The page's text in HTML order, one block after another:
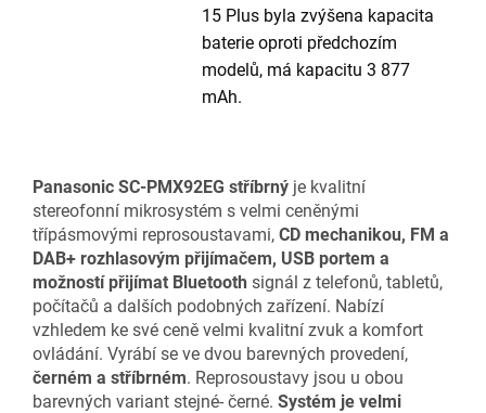
15 Plus byla zvýšena kapacita
baterie oproti předchozím
modelů, má kapacitu 3 877
mAh.
Panasonic SC-PMX92EG stříbrný je kvalitní
stereofonní mikrosystém s velmi ceněnými
třípásmovými reprosoustavami, CD mechanikou, FM a
DAB+ rozhlasovým přijímačem, USB portem a
možností přijímat Bluetooth signál z telefonů, tabletů,
počítačů a dalších podobných zařízení. Nabízí
vzhledem ke své ceně velmi kvalitní zvuk a komfort
ovládání. Vyrábí se ve dvou barevných provedení,
černém a stříbrném. Reprosoustavy jsou u obou
barevných variant stejné- černé. Systém je velmi